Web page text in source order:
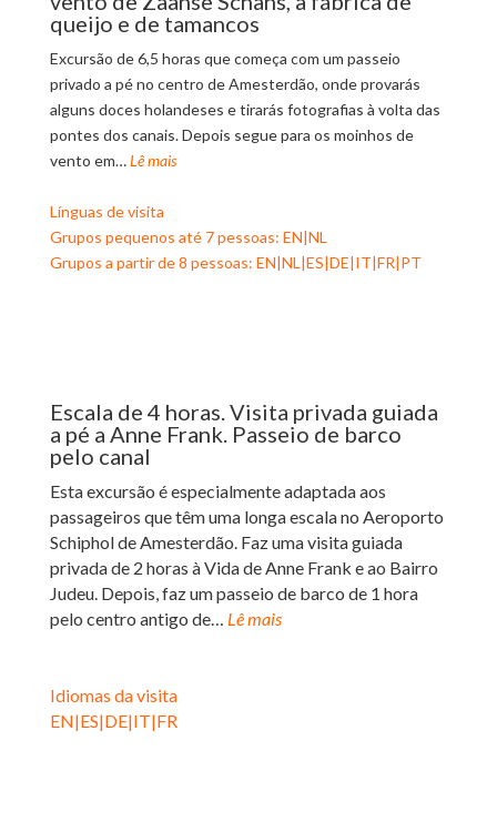
queijo e de tamancos
Excursão de 6,5 horas que começa com um passeio
privado a pé no centro de Amesterdão, onde provarás
alguns doces holandeses e tirarás fotografias à volta das
pontes dos canais. Depois segue para os moinhos de
vento em…Lê mais
Línguas de visita
Grupos pequenos até 7 pessoas: EN|NL
Grupos a partir de 8 pessoas: EN|NL|ES|DE|IT|FR|PT
Escala de 4 horas. Visita privada guiada
a pé a Anne Frank. Passeio de barco
pelo canal
Esta excursão é especialmente adaptada aos
passageiros que têm uma longa escala no Aeroporto
Schiphol de Amesterdão. Faz uma visita guiada
privada de 2 horas à Vida de Anne Frank e ao Bairro
Judeu. Depois, faz um passeio de barco de 1 hora
pelo centro antigo de… Lê mais
Idiomas da visita
EN|ES|DE|IT|FR